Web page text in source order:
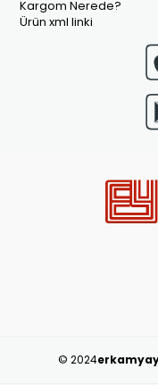
Kargom Nerede?
Ürün xml linki
© 2024